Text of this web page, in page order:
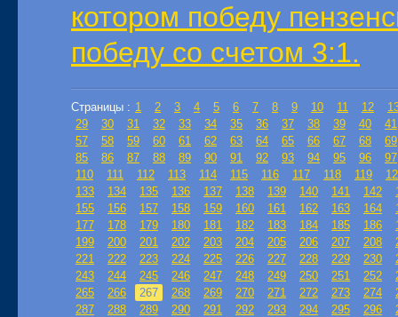
котором победу
победу со счетом 3:1.
Страницы : 1 2 3 4 5 6 7 8 9 10 11 12
29
30 31 32 33 34 35 36 37 38 39 40
41
57
58 59 60 61 62 63 64 65 66 67 68
69
85
86 87 88 89 90 91 92 93 94 95 96
97
110
111 112 113 114 115 116 117 118 119
133
134 135 136 137 138 139 140 141 142
155
156 157 158 159 160 161 162 163 164
177
178 179 180 181 182 183 184 185 186
199
200 201 202 203 204 205 206 207 208
221
222 223 224 225 226 227 228 229 230
243
244 245 246 247 248 249 250 251 252
265
266 267 268 269 270 271 272 273 274
287
288 289 290 291 292 293 294 295 296